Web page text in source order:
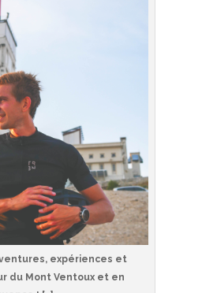
expériences et
du Mont Ventoux et en